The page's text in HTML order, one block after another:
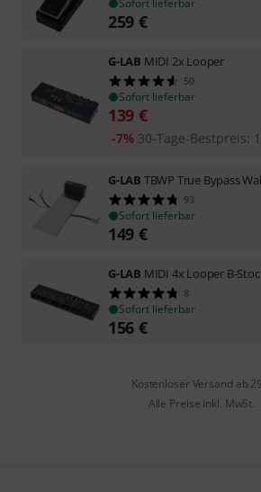
259 €
G-LAB MIDI 2x Looper
50
Sofort lieferbar
139 €
30-Tage-Bestpreis:
-7%
G-LAB TBWP True Bypass
93
Sofort lieferbar
149 €
G-LAB MIDI 4x Looper B-
8
Sofort lieferbar
156 €
Kostenloser Versand ab
Alle Preise inkl. MwSt.